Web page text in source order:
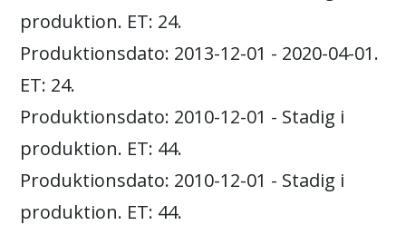
produktion. ET: 24.
Produktionsdato: 2013-12-01 - 2020-04-01.
ET: 24.
Produktionsdato: 2010-12-01 - Stadig i
produktion. ET: 44.
Produktionsdato: 2010-12-01 - Stadig i
produktion. ET: 44.